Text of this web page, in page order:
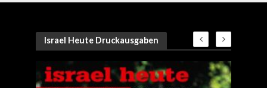
Israel Heute Druckausgaben